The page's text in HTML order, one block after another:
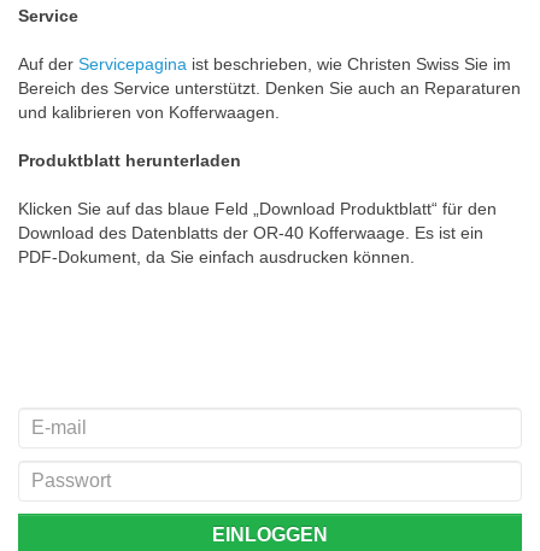
Service
Auf der Servicepagina ist beschrieben, wie Christen Swiss Sie im
Bereich des Service unterstützt. Denken Sie auch an Reparaturen
und kalibrieren von Kofferwaagen.
Produktblatt herunterladen
Klicken Sie auf das blaue Feld „Download Produktblatt“ für den
Download des Datenblatts der OR-40 Kofferwaage. Es ist ein
PDF-Dokument, da Sie einfach ausdrucken können.